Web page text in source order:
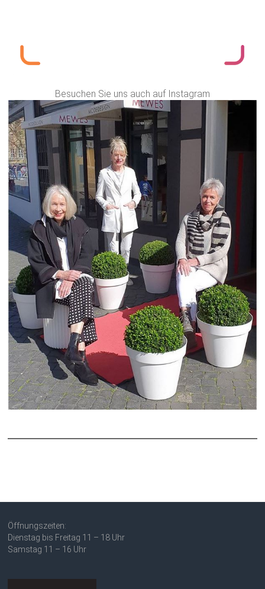
Besuchen Sie uns auch auf Instagram
Öffnungszeiten:
Dienstag bis Freitag 11 – 18 Uhr
Samstag 11 – 16 Uhr